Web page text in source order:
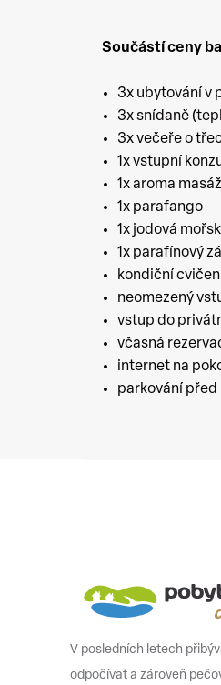
Součástí ceny
3x ubytování v
3x snídaně
3x večeře o
1x vstupní
1x aroma
1x parafango
1x jodová
1x parafínový
kondiční
neomezený
vstup do
včasná
internet na
parkování
V posledních letech
odpočívat a zároveň